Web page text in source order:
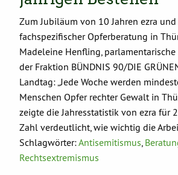
Zum Jubiläum von 10 Jahren ezra und
fachspezifischer Opferberatung in
Madeleine Henfling,
der Fraktion BÜNDNIS 90/DIE
Landtag: „Jede Woche werden
Menschen Opfer rechter Gewalt in
zeigte die Jahresstatistik von ezra für
Zahl verdeutlicht, wie wichtig die
Schlagwörter:Antisemitismus,
Rechtsextremismus